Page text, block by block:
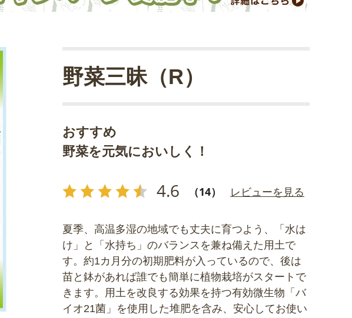
おすすめ
野菜を元気においしく！
4.6 （14） レビューを見る
野菜三昧（R）
夏季、高温多湿の地域でも丈夫に育つよう、「水は
け」と「水持ち」のバランスを兼ね備えた用土で
す。約1カ月分の初期肥料が入っているので、後は
苗と鉢があれば誰でも簡単に植物栽培がスタートで
きます。用土を改良する効果を持つ有効微生物「バ
イオ21菌」を使用した堆肥を含み、安心してお使い